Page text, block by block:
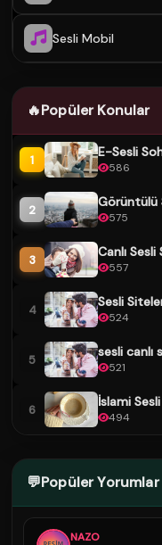
Sesli Mobil
🔥Popüler Konular
1 E-Sesli
586
2 Görüntülü
575
3
557
4 Sesli
524
5 sesli canlı
521
6 İslami
494
💬Popüler Yorumlar
NAZO